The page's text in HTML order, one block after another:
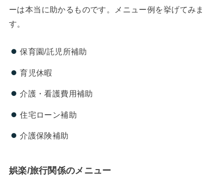
ーは本当に助かるものです。メニュー例を挙げてみま
す。
保育園/託児所補助
育児休暇
介護・看護費用補助
住宅ローン補助
介護保険補助
娯楽/旅行関係のメニュー